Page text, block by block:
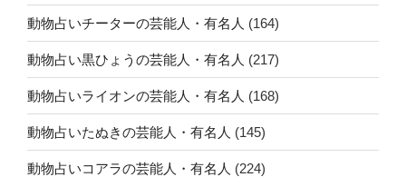
動物占いチーターの芸能人・有名人 (164)
動物占い黒ひょうの芸能人・有名人 (217)
動物占いライオンの芸能人・有名人 (168)
動物占いたぬきの芸能人・有名人 (145)
動物占いコアラの芸能人・有名人 (224)